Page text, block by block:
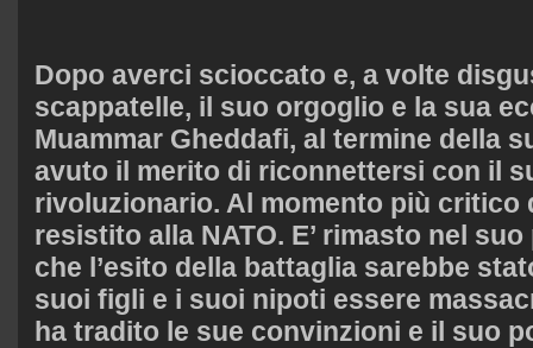
Dopo averci scioccato e, a volte
scappatelle, il suo orgoglio e la sua
Muammar Gheddafi, al termine della
avuto il merito di riconnettersi con il
rivoluzionario. Al momento più critico
resistito alla NATO. E’ rimasto nel
che l’esito della battaglia sarebbe
suoi figli e i suoi nipoti essere
ha tradito le sue convinzioni e il suo